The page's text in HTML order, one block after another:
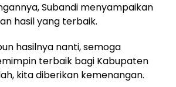
Subandi menyampaikan
hasil yang terbaik.
hasilnya nanti, semoga
terbaik bagi Kabupaten
kita diberikan kemenangan.